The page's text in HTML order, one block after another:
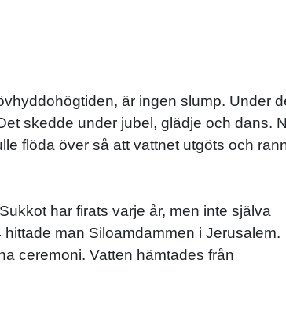
är ingen slump. Under
skedde under jubel, glädje och dans.
flöda över så att vattnet utgöts och
har firats varje år, men inte själva
man Siloamdammen i Jerusalem.
ceremoni. Vatten hämtades från